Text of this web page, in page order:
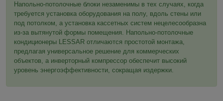
Напольно-потолочные блоки незаменимы в тех случаях, когда
требуется установка оборудования на полу, вдоль стены или
под потолком, а установка кассетных систем нецелесообразна
из-за вытянутой формы помещения. Напольно-потолочные
кондиционеры LESSAR отличаются простотой монтажа,
предлагая универсальное решение для коммерческих
объектов, а инверторный компрессор обеспечит высокий
уровень энергоэффективности, сокращая издержки.